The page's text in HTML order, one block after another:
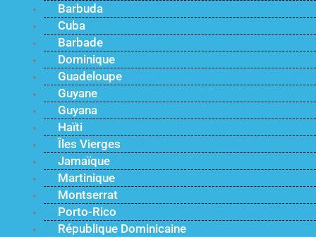
Barbuda
Cuba
Barbade
Dominique
Guadeloupe
Guyane
Guyana
Haïti
Îles Vierges
Jamaïque
Martinique
Montserrat
Porto-Rico
République Dominicaine